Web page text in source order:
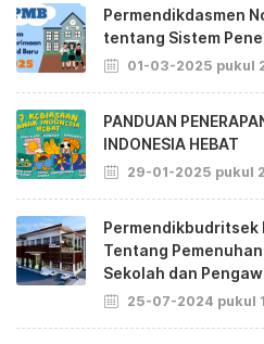
Permendikdasmen
tentang Sistem
01-03-2025 pukul
PANDUAN
INDONESIA HEBAT
29-01-2025 pukul
Permendikbudritsek
Tentang
Sekolah dan
25-07-2024 pukul